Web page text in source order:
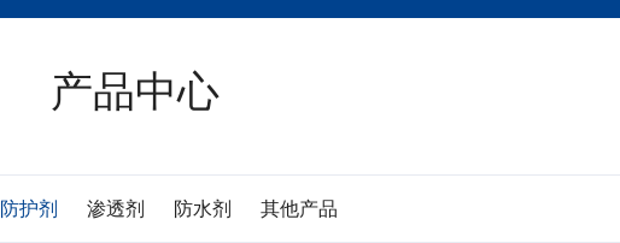
产品中心
防护剂 渗透剂 防水剂 其他产品